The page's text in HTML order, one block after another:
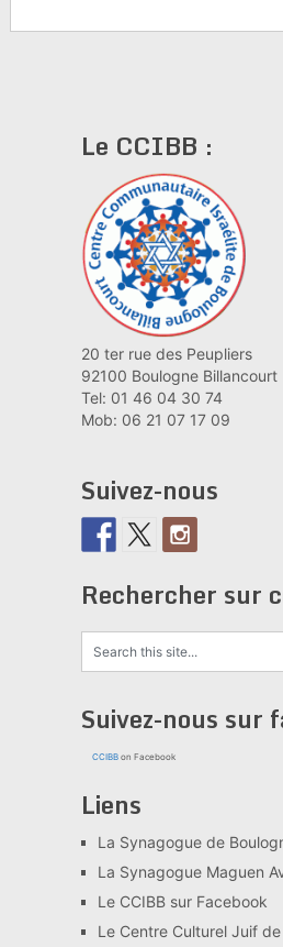
Le CCIBB :
20 ter rue des Peupliers
92100 Boulogne Billancourt
Tel: 01 46 04 30 74
Mob: 06 21 07 17 09
Suivez-nous
Rechercher sur
Suivez-nous sur
CCIBBon Facebook
Liens
La Synagogue de
La Synagogue Maguen
Le CCIBB sur Facebook
Le Centre Culturel Juif